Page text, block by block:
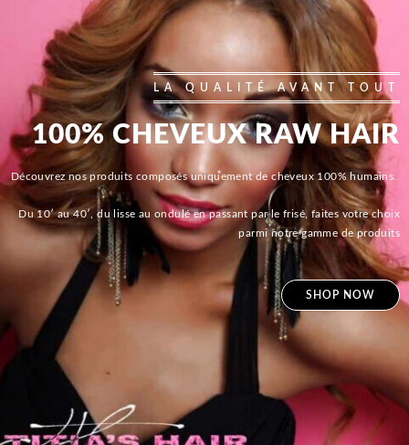
LA QUALITÉ AVANT TOUT
100% CHEVEUX RAW HAIR
Découvrez nos produits composés uniquement de cheveux 100% humains.
Du 10′ au 40′, du lisse au ondulé en passant par le frisé, faites votre choix
parmi notre gamme de produits
SHOP NOW